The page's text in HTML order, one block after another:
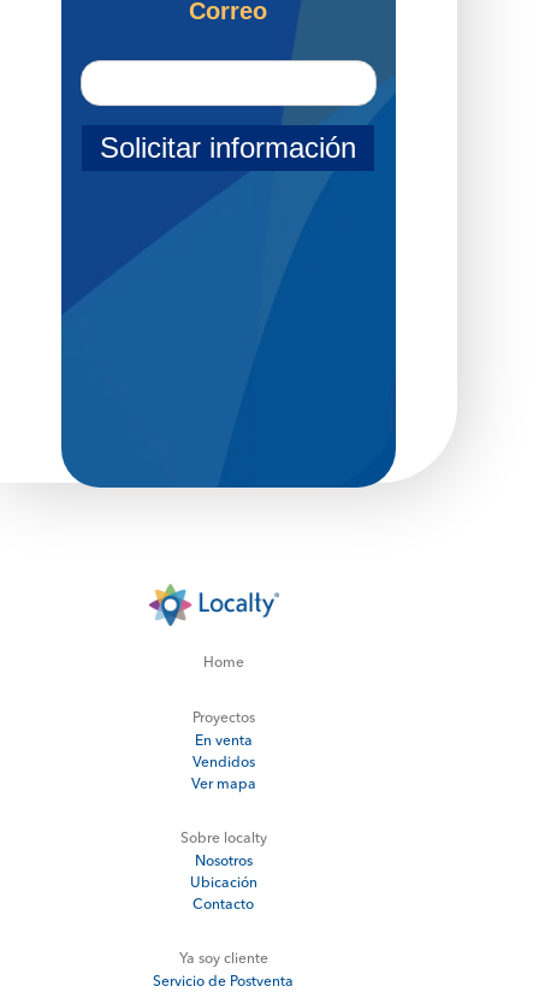
Correo
Home
Proyectos
En venta
Vendidos
Ver mapa
Sobre localty
Nosotros
Ubicación
Contacto
Ya soy cliente
Servicio de Postventa